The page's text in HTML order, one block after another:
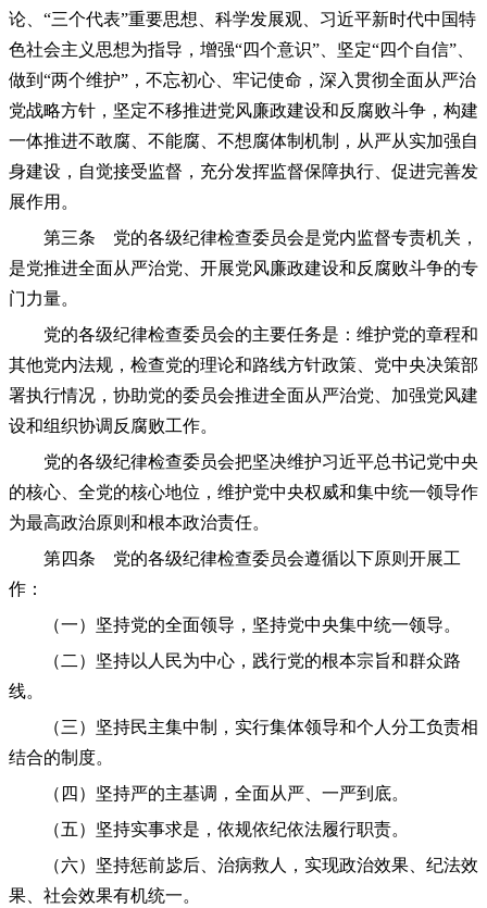
论、“三个代表”重要思想、科学发展观、习近平新时代中国特
色社会主义思想为指导，增强“四个意识”、坚定“四个自信”、
做到“两个维护”，不忘初心、牢记使命，深入贯彻全面从严治
党战略方针，坚定不移推进党风廉政建设和反腐败斗争，构建
一体推进不敢腐、不能腐、不想腐体制机制，从严从实加强自
身建设，自觉接受监督，充分发挥监督保障执行、促进完善发
展作用。
第三条 党的各级纪律检查委员会是党内监督专责机关，
是党推进全面从严治党、开展党风廉政建设和反腐败斗争的专
门力量。
党的各级纪律检查委员会的主要任务是：维护党的章程和
其他党内法规，检查党的理论和路线方针政策、党中央决策部
署执行情况，协助党的委员会推进全面从严治党、加强党风建
设和组织协调反腐败工作。
党的各级纪律检查委员会把坚决维护习近平总书记党中央
的核心、全党的核心地位，维护党中央权威和集中统一领导作
为最高政治原则和根本政治责任。
第四条 党的各级纪律检查委员会遵循以下原则开展工
作：
（一）坚持党的全面领导，坚持党中央集中统一领导。
（二）坚持以人民为中心，践行党的根本宗旨和群众路
线。
（三）坚持民主集中制，实行集体领导和个人分工负责相
结合的制度。
（四）坚持严的主基调，全面从严、一严到底。
（五）坚持实事求是，依规依纪依法履行职责。
（六）坚持惩前毖后、治病救人，实现政治效果、纪法效
果、社会效果有机统一。